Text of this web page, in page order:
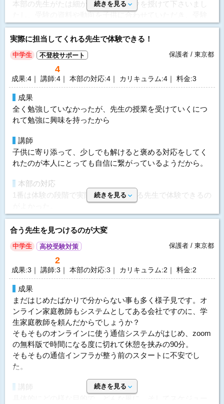
UP
成績推移
入会時2 → 卒業時4
投稿者：ゆうさん 投稿時期：2026年06月
運営者に通知
料金を問い合わせる
（資料請求）
無料
合った先生をご紹介いただき、安心してお任せできている
ため、満足しています。
体調不良など急な事情に対応できるよう、当日キャンセル
についても一定時間前までの連絡で振替可能となるなど、
振替条件を少し緩和していただけると、より安心して利用
できると感じます。
選んだ理由
家庭教師会社を選ぶ際は、料金だけでなく、本部や講師の
方が子どもや保護者の気持ちに親身に寄り添ってくださる
重視していました。また、子どもの性格や状況に合った先
生をご紹介いただけることや、学校の学習内容に沿って丁
寧に指導していただけることも大切に考えていました。
体験授業について
体験授業は説明や指導がとても分かりやすく、丁寧な印象
でした。子どもの気持ちにも寄り添って接してくださり、
安心感がありました。
利用内容
科目
英語、数学
講師
学生教師 男性
開始時期
2026年6月 12ヵ月
頻度
1回/週
目的
学校の補習
UP
本部の先生がたは細かい配慮ノウハウを授けて下さいまし
たし、受験の資料や動向を子供に合わせていただき、受験
直前は心強いと思いました。
学校の勉強を中心に、繰り返しわかるまで教えて下さいま
した。限られた時間内にやるべき事を教えてくださいまし
た。
価格
やや高い感はありましたが、一番はしっかり取り組んで下
さり、本人が納得できたと思います。
要望
一対一だと、熱意が伝わると思います。温かく指導してく
ださり、よかったです。
選んだ理由
やはり先生と生徒との相性をみきわめ、細かい配慮ノウハ
体験授業について
はい。最初に上手に褒めてヤル気を起こさせてもらったの
がよかったです。
利用内容
講師
プロ家庭教師 男性
開始時期
2026年4月 10ヵ月
頻度
2回/週
目的
高校受験対策
UP
入会時4 → 卒業時5
続きを見る
実際に担当してくれる先生で体験できる！
中学生 不登校サポート 保護者 / 東京都
4
成果:4｜ 講師:4｜ 本部の対応:4｜ カリキュラム:4｜ 料金:3
成果
全く勉強していなかったが、先生の授業を受けていくにつ
れて勉強に興味を持ったから
講師
子供に寄り添って、少しでも解けると褒める対応をしてく
れたのが本人にとっても自信に繋がっているようだから。
本部の対応
1番は体験の段階で実際担当してくれる先生で体験できるの
その後も電話などで困っていることはないか、などの確認
をしてくれた。
指導方針&カリキュラム
こちらの要望に合わせて、勉強だけじゃなくてコミュニケ
ーションの時間も取ってくれた。
価格
予算内で収まるところで選んだ。
どこもプロ家庭教師は高く、学生だと安いが、子供にとっ
ては年の近いお兄さんであることの方が話しやすいようで
良かった。
要望
希望の曜日で始めることはできなかった。
慣れてしまえば結局いつでもいいのかもしれませんが、そ
こは残念でした。
続きを見る
合う先生を見つけるのが大変
中学生 高校受験対策 保護者 / 東京都
2
成果:3｜ 講師:3｜ 本部の対応:3｜ カリキュラム:2｜ 料金:2
成果
まだはじめたばかりで分からない事も多く様子見です。オ
ンライン家庭教師もシステムとしてある会社ですのに、学
生家庭教師を頼んだからでしょうか？
そもそものオンラインに使う通信システムがはじめ、zoom
の無料版で時間になる度に切れて休憩を挟みの90分。
そもそもの通信インフラが整う前のスタートに不安でし
た。
講師
続きを見る